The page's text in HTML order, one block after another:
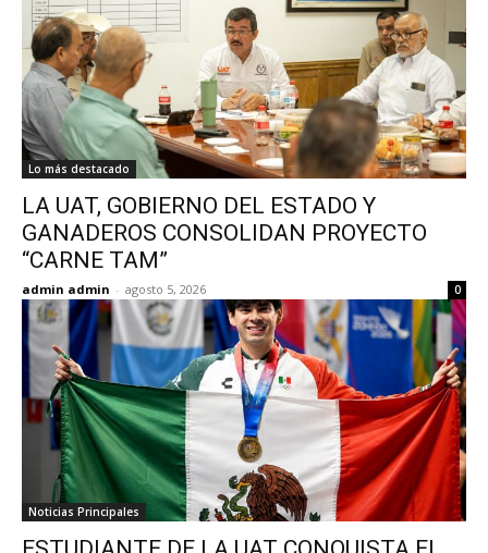
Lo más destacado
LA UAT, GOBIERNO DEL ESTADO Y
GANADEROS CONSOLIDAN PROYECTO
“CARNE TAM”
admin admin - agosto 5, 2026 0
Noticias Principales